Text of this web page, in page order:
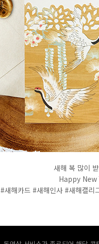
새해 복 많이
Happy New
#새해카드 #새해인사 #새해캘